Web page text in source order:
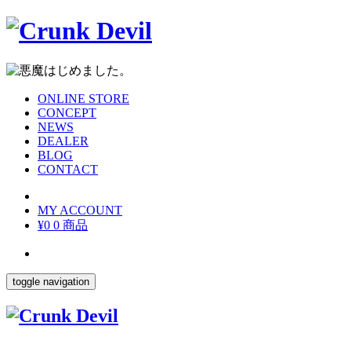
ONLINE STORE
CONCEPT
NEWS
DEALER
BLOG
CONTACT
MY ACCOUNT
¥0 0 商品
toggle navigation